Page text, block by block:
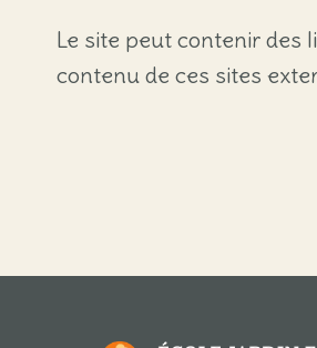
Le site peut contenir des
contenu de ces sites